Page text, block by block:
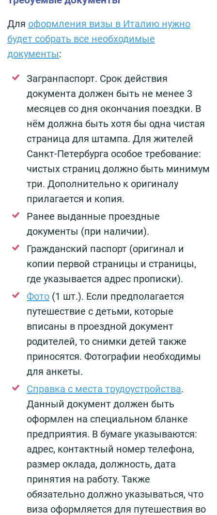
Для оформления визы в Италию нужно
будет собрать все необходимые
документы:
Загранпаспорт. Срок действия
документа должен быть не менее 3
месяцев со дня окончания поездки. В
нём должна быть хотя бы одна чистая
страница для штампа. Для жителей
Санкт-Петербурга особое требование:
чистых страниц должно быть минимум
три. Дополнительно к оригиналу
прилагается и копия.
Ранее выданные проездные
документы (при наличии).
Гражданский паспорт (оригинал и
копии первой страницы и страницы,
где указывается адрес прописки).
Фото (1 шт.). Если предполагается
путешествие с детьми, которые
вписаны в проездной документ
родителей, то снимки детей также
приносятся. Фотографии необходимы
для анкеты.
Справка с места трудоустройства.
Данный документ должен быть
оформлен на специальном бланке
предприятия. В бумаге указываются:
адрес, контактный номер телефона,
размер оклада, должность, дата
принятия на работу. Также
обязательно должно указываться, что
виза оформляется для путешествия во